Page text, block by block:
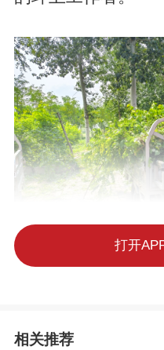
“这旧树得及时运
打开
相关推荐